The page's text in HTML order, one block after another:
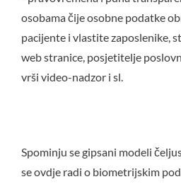
osobama čije osobne podatke
pacijente i vlastite zaposlenike,
web stranice, posjetitelje
vrši video-nadzor i sl.
Spominju se gipsani modeli
se ovdje radi o biometrijskim